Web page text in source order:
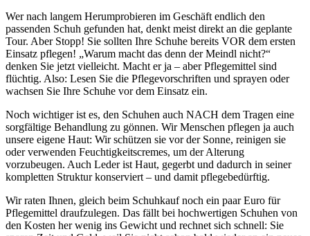
Wer nach langem Herumprobieren im Geschäft endlich den
passenden Schuh gefunden hat, denkt meist direkt an die geplante
Tour. Aber Stopp! Sie sollten Ihre Schuhe bereits VOR dem ersten
Einsatz pflegen! „Warum macht das denn der Meindl nicht?“
denken Sie jetzt vielleicht. Macht er ja – aber Pflegemittel sind
flüchtig. Also: Lesen Sie die Pflegevorschriften und sprayen oder
wachsen Sie Ihre Schuhe vor dem Einsatz ein.
Noch wichtiger ist es, den Schuhen auch NACH dem Tragen eine
sorgfältige Behandlung zu gönnen. Wir Menschen pflegen ja auch
unsere eigene Haut: Wir schützen sie vor der Sonne, reinigen sie
oder verwenden Feuchtigkeitscremes, um der Alterung
vorzubeugen. Auch Leder ist Haut, gegerbt und dadurch in seiner
kompletten Struktur konserviert – und damit pflegebedürftig.
Wir raten Ihnen, gleich beim Schuhkauf noch ein paar Euro für
Pflegemittel draufzulegen. Das fällt bei hochwertigen Schuhen von
den Kosten her wenig ins Gewicht und rechnet sich schnell: Sie